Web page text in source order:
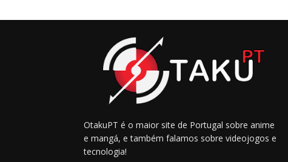
OtakuPT é o maior site de Portugal sobre anime
e mangá, e também falamos sobre videojogos e
tecnologia!